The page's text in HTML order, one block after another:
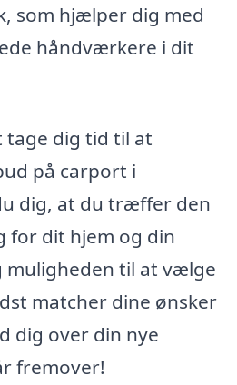
som hjælper dig med
håndværkere i dit
tage dig tid til at
på carport i
dig, at du træffer den
for dit hjem og din
muligheden til at vælge
matcher dine ønsker
dig over din nye
fremover!